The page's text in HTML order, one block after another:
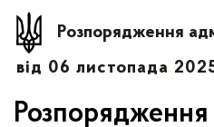
Розпорядження
від 06 листопада
Розпорядження